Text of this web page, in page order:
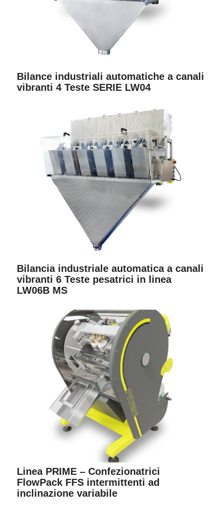
Bilance industriali automatiche a canali
vibranti 4 Teste SERIE LW04
Bilancia industriale automatica a canali
vibranti 6 Teste pesatrici in linea
LW06B MS
Linea PRIME – Confezionatrici
FlowPack FFS intermittenti ad
inclinazione variabile